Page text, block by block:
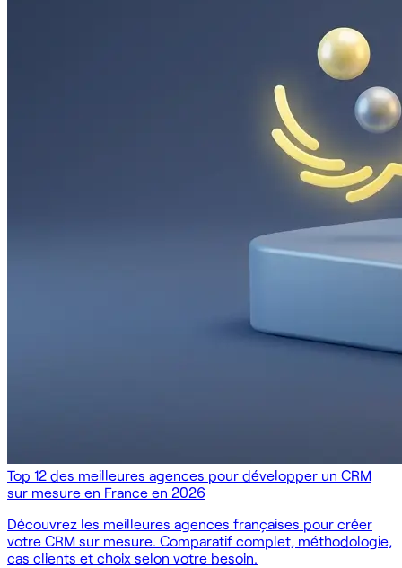
Top 12 des meilleures agences pour développer un CRM
sur mesure en France en 2026
Découvrez les meilleures agences françaises pour créer
votre CRM sur mesure. Comparatif complet, méthodologie,
cas clients et choix selon votre besoin.